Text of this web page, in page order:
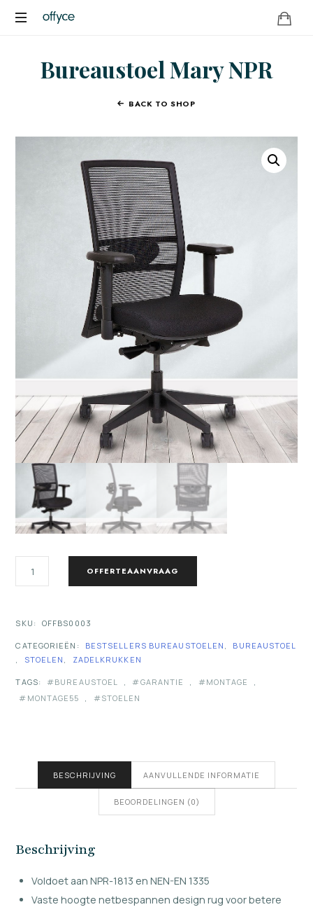
OFFYCE.NL
uw
werkplek,
Bureaustoel Mary NPR
BACK TO SHOP
MARY
OFFERTEAANVRAAG
SKU: OFFBS0003
CATEGORIEËN: BESTSELLERS BUREAUSTOELEN
BUREAUSTOEL
STOELEN ZADELKRUKKEN
TAGS: BUREAUSTOEL GARANTIE MONTAGE
MONTAGE55
STOELEN
BESCHRIJVING AANVULLENDE INFORMATIE
BEOORDELINGEN (0)
Beschrijving
Voldoet aan NPR-1813 en NEN-EN 1335
Vaste hoogte netbespannen design rug voor betere